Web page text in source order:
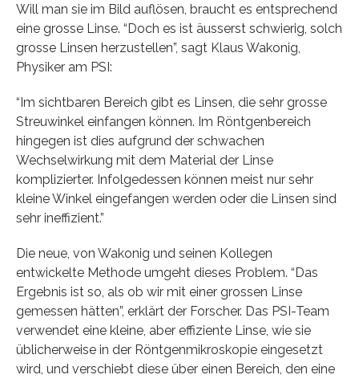
Will man sie im Bild auflösen, braucht es entsprechend
eine grosse Linse. “Doch es ist äusserst schwierig, solch
grosse Linsen herzustellen”, sagt Klaus Wakonig,
Physiker am PSI:
“Im sichtbaren Bereich gibt es Linsen, die sehr grosse
Streuwinkel einfangen können. Im Röntgenbereich
hingegen ist dies aufgrund der schwachen
Wechselwirkung mit dem Material der Linse
komplizierter. Infolgedessen können meist nur sehr
kleine Winkel eingefangen werden oder die Linsen sind
sehr ineffizient.”
Die neue, von Wakonig und seinen Kollegen
entwickelte Methode umgeht dieses Problem. “Das
Ergebnis ist so, als ob wir mit einer grossen Linse
gemessen hätten”, erklärt der Forscher. Das PSI-Team
verwendet eine kleine, aber effiziente Linse, wie sie
üblicherweise in der Röntgenmikroskopie eingesetzt
wird, und verschiebt diese über einen Bereich, den eine